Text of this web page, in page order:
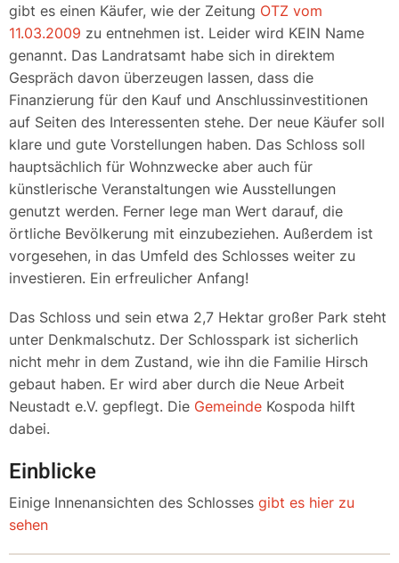
gibt es einen Käufer, wie der Zeitung OTZ vom
11.03.2009 zu entnehmen ist. Leider wird KEIN Name
genannt. Das Landratsamt habe sich in direktem
Gespräch davon überzeugen lassen, dass die
Finanzierung für den Kauf und Anschlussinvestitionen
auf Seiten des Interessenten stehe. Der neue Käufer soll
klare und gute Vorstellungen haben. Das Schloss soll
hauptsächlich für Wohnzwecke aber auch für
künstlerische Veranstaltungen wie Ausstellungen
genutzt werden. Ferner lege man Wert darauf, die
örtliche Bevölkerung mit einzubeziehen. Außerdem ist
vorgesehen, in das Umfeld des Schlosses weiter zu
investieren. Ein erfreulicher Anfang!
Das Schloss und sein etwa 2,7 Hektar großer Park steht
unter Denkmalschutz. Der Schlosspark ist sicherlich
nicht mehr in dem Zustand, wie ihn die Familie Hirsch
gebaut haben. Er wird aber durch die Neue Arbeit
Neustadt e.V. gepflegt. Die Gemeinde Kospoda hilft
dabei.
Einblicke
Einige Innenansichten des Schlosses gibt es hier zu
sehen